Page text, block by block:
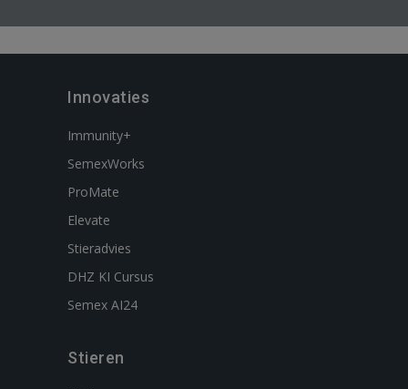
Innovaties
Immunity+
SemexWorks
ProMate
Elevate
Stieradvies
DHZ KI Cursus
Semex AI24
Stieren